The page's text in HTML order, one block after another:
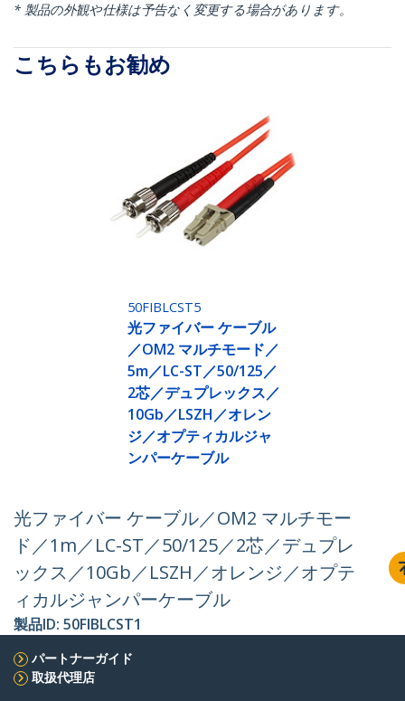
* 製品の外観や仕様は予告なく変更する場合があります。
こちらもお勧め
50FIBLCST5
光ファイバー ケーブル
／OM2 マルチモード／
5m／LC-ST／50/125／
2芯／デュプレックス／
10Gb／LSZH／オレン
ジ／オプティカルジャ
ンパーケーブル
光ファイバー ケーブル／OM2 マルチモー
ド／1m／LC-ST／50/125／2芯／デュプレ
ックス／10Gb／LSZH／オレンジ／オプテ
ィカルジャンパーケーブル
製品ID: 50FIBLCST1
パートナーガイド
取扱代理店